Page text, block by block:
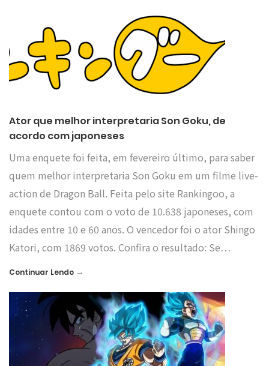
Ator que melhor interpretaria Son Goku, de
acordo com japoneses
Uma enquete foi feita, em fevereiro último, para saber
quem melhor interpretaria Son Goku em um filme live-
action de Dragon Ball. Feita pelo site Rankingoo, a
enquete contou com o voto de 10.638 japoneses, com
idades entre 10 e 60 anos. O vencedor foi o ator Shingo
Katori, com 1869 votos. Confira o resultado: Se…
Continuar Lendo →